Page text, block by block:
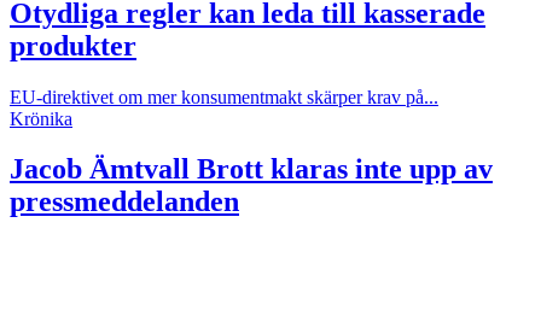
Otydliga regler kan leda till kasserade
produkter
EU-direktivet om mer konsumentmakt skärper krav på...
Krönika
Jacob Ämtvall Brott klaras inte upp av
pressmeddelanden